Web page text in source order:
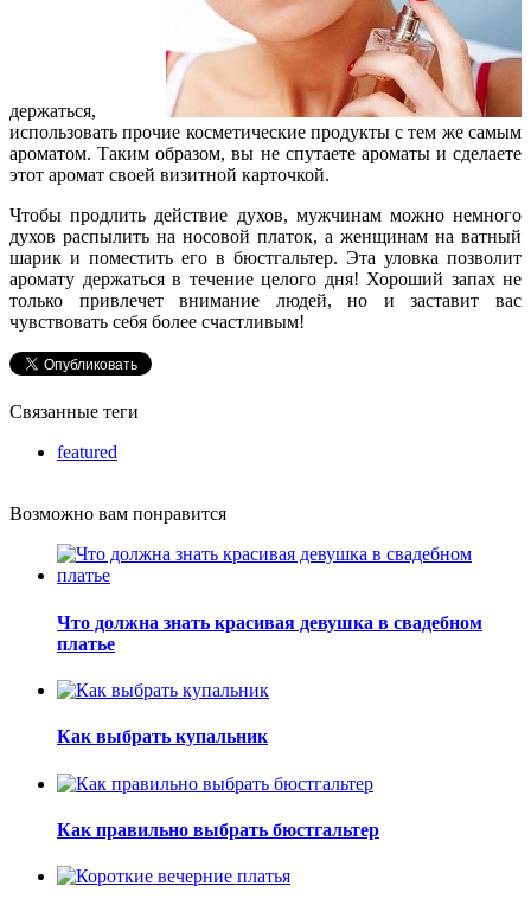
держаться,
использовать прочие косметические продукты с тем же самым
ароматом. Таким образом, вы не спутаете ароматы и сделаете
этот аромат своей визитной карточкой.
Чтобы продлить действие духов, мужчинам можно немного
духов распылить на носовой платок, а женщинам на ватный
шарик и поместить его в бюстгальтер. Эта уловка позволит
аромату держаться в течение целого дня! Хороший запах не
только привлечет внимание людей, но и заставит вас
чувствовать себя более счастливым!
Связанные теги
featured
Возможно вам понравится
Что должна знать красивая девушка в свадебном
платье
Как выбрать купальник
Как правильно выбрать бюстгальтер